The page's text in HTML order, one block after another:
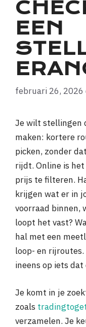
EEN
februari 26, 2026
Je wilt stellingen
maken: kortere
picken, zonder
rijdt. Online is
prijs te filteren.
krijgen wat er in
voorraad binnen,
loopt het vast?
hal met een
loop- en
ineens op iets
Je komt in je
zoals
verzamelen. Je